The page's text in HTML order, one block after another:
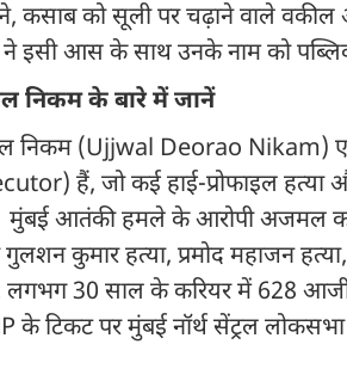
कसाब को सूली पर चढ़ाने वाले
ने इसी आस के साथ उनके नाम को
निकम के बारे में जानें
निकम (Ujjwal Deorao Nikam)
हैं, जो कई हाई-प्रोफाइल
मुंबई आतंकी हमले के आरोपी अजमल
गुलशन कुमार हत्या, प्रमोद महाजन
लगभग 30 साल के करियर में 628
के टिकट पर मुंबई नॉर्थ सेंट्रल